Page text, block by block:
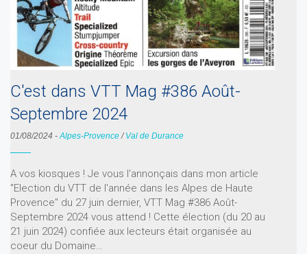
C'est dans VTT Mag #386 Août-
Septembre 2024
01/08/2024 -Alpes-Provence/ Val de Durance
A vos kiosques ! Je vous l'annonçais dans mon article
"Election du VTT de l'année dans les Alpes de Haute
Provence" du 27 juin dernier, VTT Mag #386 Août-
Septembre 2024 vous attend ! Cette élection (du 20 au
21 juin 2024) confiée aux lecteurs était organisée au
coeur du Domaine…